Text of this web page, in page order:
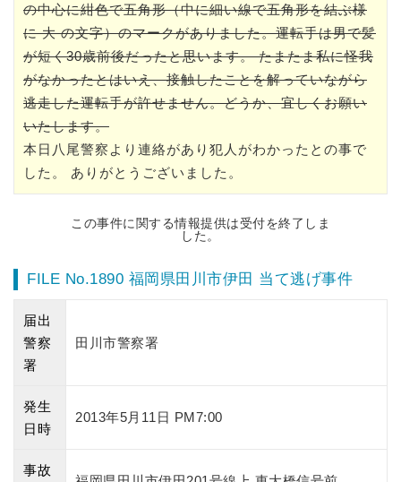
の中心に紺色で五角形（中に細い線で五角形を結ぶ様
に 大 の文字）のマークがありました。運転手は男で髪
が短く30歳前後だったと思います。 たまたま私に怪我
がなかったとはいえ、接触したことを解っていながら
逃走した運転手が許せません。どうか、宜しくお願い
いたします。
本日八尾警察より連絡があり犯人がわかったとの事で
した。 ありがとうございました。
この事件に関する情報提供は受付を終了しま
した。
FILE No.1890 福岡県田川市伊田 当て逃げ事件
届出
警察
署
田川市警察署
発生
日時
2013年5月11日 PM7:00
事故